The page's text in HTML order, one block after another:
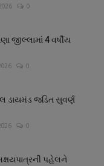
0
જીલ્લામાં 4 વર્ષીય
0
ડાયમંડ જડિત સુવર્ણ
0
પહેલને